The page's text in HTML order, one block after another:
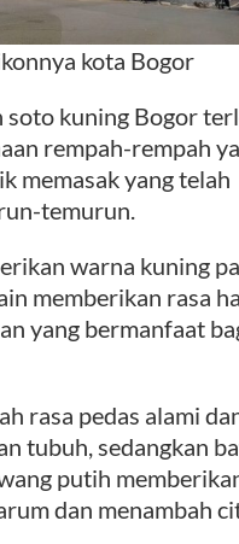
kota Bogor
soto kuning Bogor
rempah-rempah
memasak yang telah
temurun.
warna kuning
memberikan rasa
yang bermanfaat
rasa pedas alami
tubuh, sedangkan
putih
dan menambah